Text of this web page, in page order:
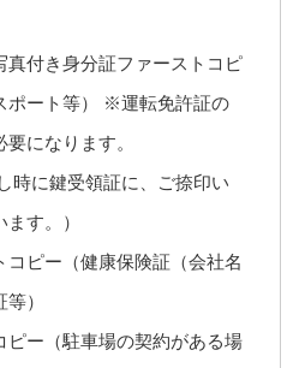
付き身分証ファーストコピ
ポート等） ※運転免許証の
になります。
時に鍵受領証に、ご捺印い
す。）
ピー（健康保険証（会社名
）
ー（駐車場の契約がある場